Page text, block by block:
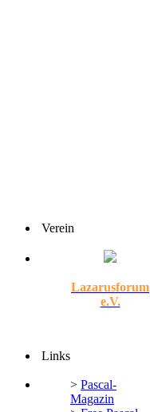
Verein
Lazarusforum
e.V.
Links
> Pascal-
Magazin